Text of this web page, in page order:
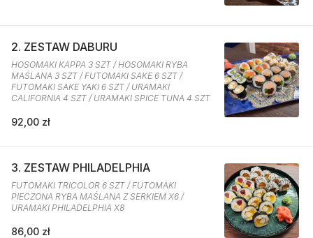
2. ZESTAW DABURU
HOSOMAKI KAPPA 3 SZT / HOSOMAKI RYBA
MAŚLANA 3 SZT / FUTOMAKI SAKE 6 SZT /
FUTOMAKI SAKE YAKI 6 SZT / URAMAKI
CALIFORNIA 4 SZT / URAMAKI SPICE TUNA 4 SZT
92,00 zł
3. ZESTAW PHILADELPHIA
FUTOMAKI TRICOLOR 6 SZT / FUTOMAKI
PIECZONA RYBA MAŚLANA Z SERKIEM X6 /
URAMAKI PHILADELPHIA X8
86,00 zł